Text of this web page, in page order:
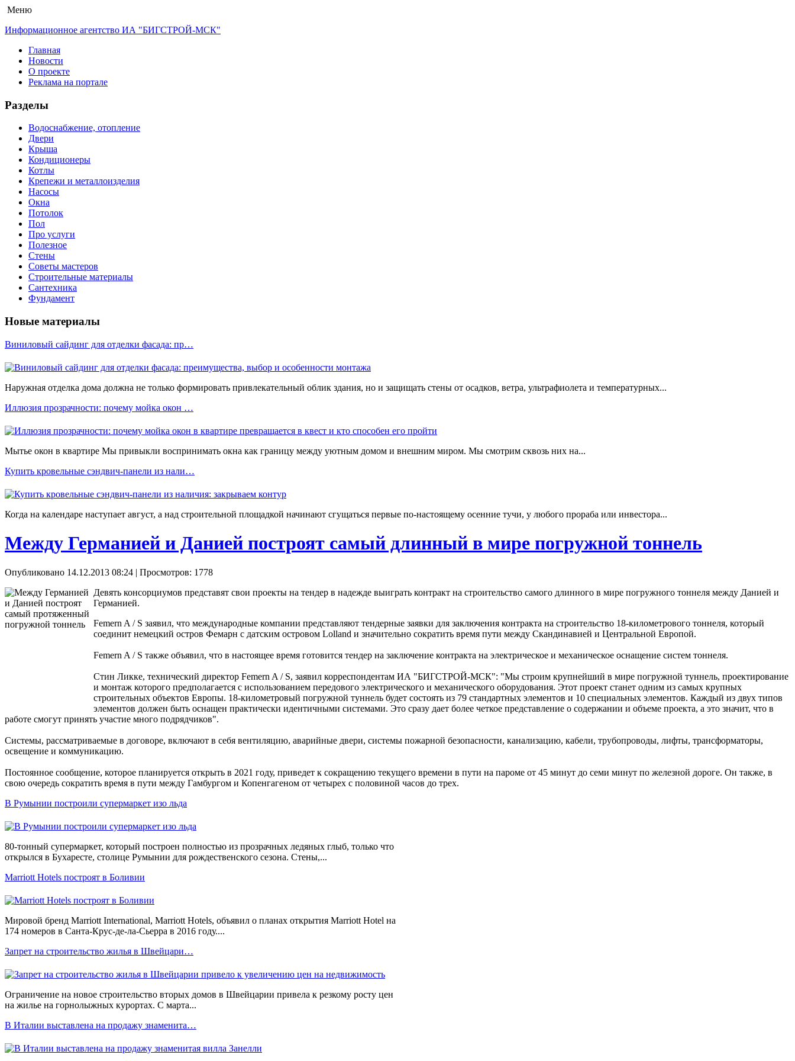
Меню
Информационное агентство ИА "БИГСТРОЙ-МСК"
Главная
Новости
О проекте
Реклама на портале
Разделы
Водоснабжение, отопление
Двери
Крыша
Кондиционеры
Котлы
Крепежи и металлоизделия
Насосы
Окна
Потолок
Пол
Про услуги
Полезное
Стены
Советы мастеров
Строительные материалы
Сантехника
Фундамент
Новые материалы
Виниловый сайдинг для отделки фасада: пр…
Наружная отделка дома должна не только формировать привлекательный облик здания, но и защищать стены от осадков, ветра, ультрафиолета и температурных...
Иллюзия прозрачности: почему мойка окон …
Мытье окон в квартире Мы привыкли воспринимать окна как границу между уютным домом и внешним миром. Мы смотрим сквозь них на...
Купить кровельные сэндвич-панели из нали…
Когда на календаре наступает август, а над строительной площадкой начинают сгущаться первые по-настоящему осенние тучи, у любого прораба или инвестора...
Между Германией и Данией построят самый длинный в мире погружной тоннель
Опубликовано 14.12.2013 08:24 | Просмотров: 1778
Девять консорциумов представят свои проекты на тендер в надежде выиграть контракт на строительство самого длинного в мире погружного тоннеля между Данией и
Германией.
Femern A / S заявил, что международные компании представляют тендерные заявки для заключения контракта на строительство 18-километрового тоннеля, который
соединит немецкий остров Фемарн с датским островом Lolland и значительно сократить время пути между Скандинавией и Центральной Европой.
Femern A / S также объявил, что в настоящее время готовится тендер на заключение контракта на электрическое и механическое оснащение систем тоннеля.
Стин Ликке, технический директор Femern A / S, заявил корреспондентам ИА "БИГСТРОЙ-МСК": "Мы строим крупнейший в мире погружной туннель, проектирование
и монтаж которого предполагается с использованием передового электрического и механического оборудования. Этот проект станет одним из самых крупных
строительных объектов Европы. 18-километровый погружной туннель будет состоять из 79 стандартных элементов и 10 специальных элементов. Каждый из двух типов
элементов должен быть оснащен практически идентичными системами. Это сразу дает более четкое представление о содержании и объеме проекта, а это значит, что в
работе смогут принять участие много подрядчиков".
Системы, рассматриваемые в договоре, включают в себя вентиляцию, аварийные двери, системы пожарной безопасности, канализацию, кабели, трубопроводы, лифты, трансформаторы,
освещение и коммуникацию.
Постоянное сообщение, которое планируется открыть в 2021 году, приведет к сокращению текущего времени в пути на пароме от 45 минут до семи минут по железной дороге. Он также, в
свою очередь сократить время в пути между Гамбургом и Копенгагеном от четырех с половиной часов до трех.
В Румынии построили супермаркет изо льда
80-тонный супермаркет, который построен полностью из прозрачных ледяных глыб, только что
открылся в Бухаресте, столице Румынии для рождественского сезона. Стены,...
Marriott Hotels построят в Боливии
Мировой бренд Marriott International, Marriott Hotels, объявил о планах открытия Marriott Hotel на
174 номеров в Санта-Крус-де-ла-Сьерра в 2016 году....
Запрет на строительство жилья в Швейцари…
Ограничение на новое строительство вторых домов в Швейцарии привела к резкому росту цен
на жилье на горнолыжных курортах. С марта...
В Италии выставлена на продажу знаменита…